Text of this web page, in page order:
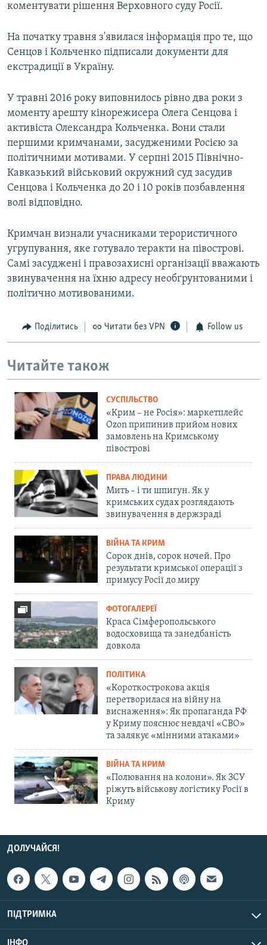
коментувати рішення Верховного суду Росії.
На початку травня з'явилася інформація про те, що
Сенцов і Кольченко підписали документи для
екстрадиції в Україну.
У травні 2016 року виповнилось рівно два роки з
моменту арешту кінорежисера Олега Сенцова і
активіста Олександра Кольченка. Вони стали
першими кримчанами, засудженими Росією за
політичними мотивами. У серпні 2015 Північно-
Кавказький військовий окружний суд засудив
Сенцова і Кольченка до 20 і 10 років позбавлення
волі відповідно.
Кримчан визнали учасниками терористичного
угрупування, яке готувало теракти на півострові.
Самі засуджені і правозахисні організації вважають
звинувачення на їхню адресу необґрунтованими і
політично мотивованими.
Поділитись Читати без VPN Follow us
Читайте також
СУСПІЛЬСТВО
«Крим – не Росія»: маркетплейс
Ozon припинив прийом нових
замовлень на Кримському
півострові
ПРАВА ЛЮДИНИ
Мить – і ти шпигун. Як у
кримських судах розглядають
звинувачення в держзраді
ВІЙНА ТА КРИМ
Сорок днів, сорок ночей. Про
результати кримської операції з
примусу Росії до миру
ФОТОГАЛЕРЕЇ
Краса Сімферопольського
водосховища та занедбаність
довкола
ПОЛІТИКА
«Короткострокова акція
перетворилася на війну на
виснаження»: Як пропаганда РФ
у Криму пояснює невдачі «СВО»
та залякує «мінними атаками»
ВІЙНА ТА КРИМ
«Полювання на колони». Як ЗСУ
ріжуть військову логістику Росії в
Криму
ДОЛУЧАЙСЯ!
ПІДТРИМКА
ІНФО